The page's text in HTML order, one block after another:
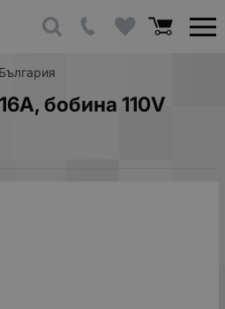
бобина 110V